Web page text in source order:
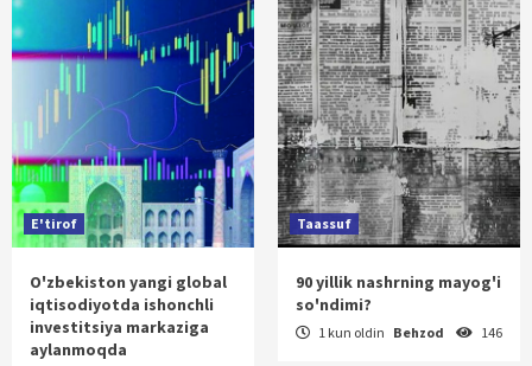
E'tirof
O'zbekiston yangi global
iqtisodiyotda ishonchli
investitsiya markaziga
aylanmoqda
Taassuf
90 yillik nashrning mayog'i
so'ndimi?
1 kun oldin Behzod 146